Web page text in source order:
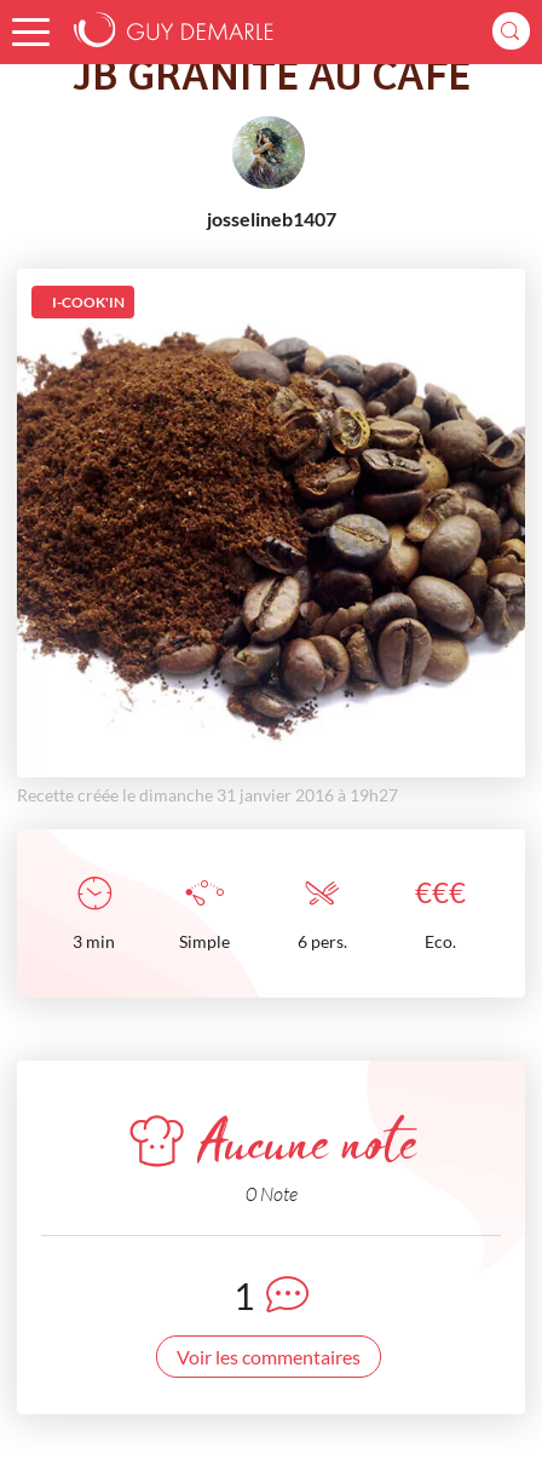
Accueil Recettes JB GRANITÉ AU CAFÉ
JB GRANITÉ AU CAFÉ
josselineb1407
I-COOK'IN
Recette créée le dimanche 31 janvier 2016 à 19h27
€€€
3 min Simple 6 pers. Eco.
Aucune note
0 Note
1
Voir les commentaires